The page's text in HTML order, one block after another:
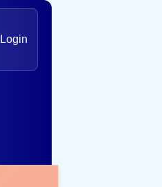
Login